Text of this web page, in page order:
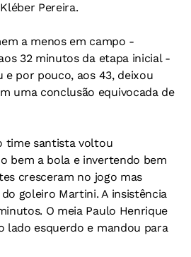
Pereira.
a menos em campo -
32 minutos da etapa inicial -
e por pouco, aos 43, deixou
uma conclusão equivocada de
time santista voltou
bem a bola e invertendo bem
cresceram no jogo mas
goleiro Martini. A insistência
O meia Paulo Henrique
lado esquerdo e mandou para